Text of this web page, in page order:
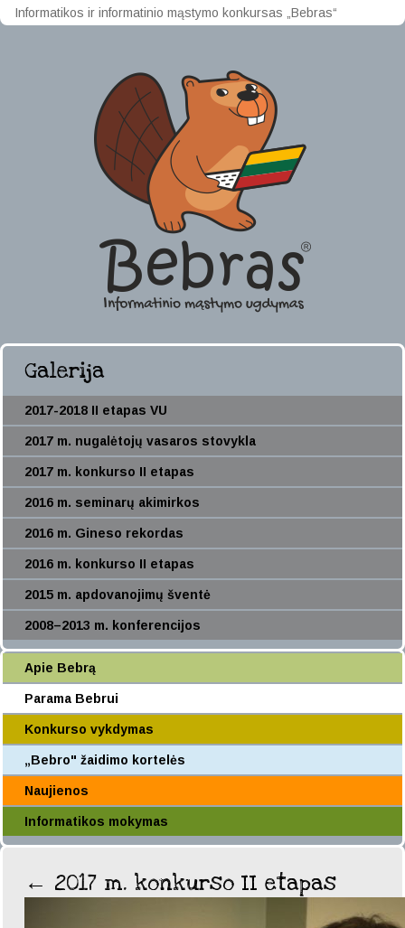
Informatikos ir informatinio mąstymo konkursas „Bebras“
Galerija
2017-2018 II etapas VU
2017 m. nugalėtojų vasaros stovykla
2017 m. konkurso II etapas
2016 m. seminarų akimirkos
2016 m. Gineso rekordas
2016 m. konkurso II etapas
2015 m. apdovanojimų šventė
2008–2013 m. konferencijos
Apie Bebrą
Parama Bebrui
Konkurso vykdymas
„Bebro" žaidimo kortelės
Naujienos
Informatikos mokymas
← 2017 m. konkurso II etapas